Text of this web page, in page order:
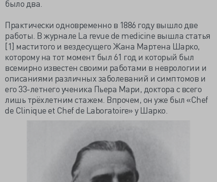
было два.
Практически одновременно в 1886 году вышло две
работы. В журнале La revue de medicine вышла статья
[1] маститого и вездесущего Жана Мартена Шарко,
которому на тот момент был 61 год и который был
всемирно известен своими работами в неврологии и
описаниями различных заболеваний и симптомов и
его 33-летнего ученика Пьера Мари, доктора с всего
лишь трёхлетним стажем. Впрочем, он уже был «Chef
de Clinique et Chef de Laboratoire» у Шарко.